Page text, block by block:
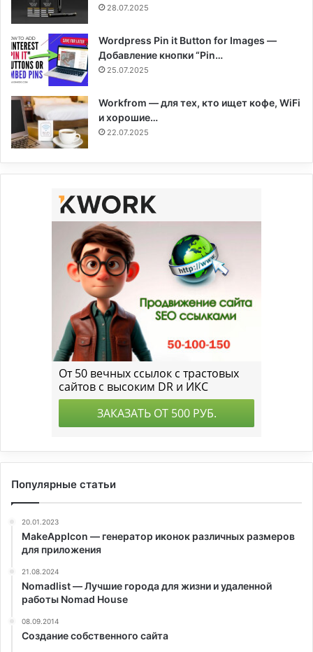
28.07.2025
Wordpress Pin it Button for Images —
Добавление кнопки “Pin…
25.07.2025
Workfrom — для тех, кто ищет кофе, WiFi
и хорошие…
22.07.2025
Популярные статьи
20.01.2023
MakeAppIcon — генератор иконок различных размеров
для приложения
21.08.2024
Nomadlist — Лучшие города для жизни и удаленной
работы Nomad House
08.09.2014
Создание собственного сайта